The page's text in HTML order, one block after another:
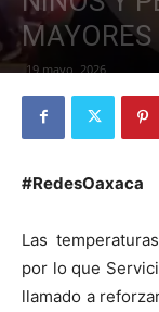
MAYORES
19 mayo, 2026
#RedesOaxaca
Las
por lo que
llamado a